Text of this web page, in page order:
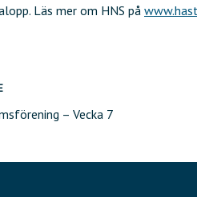
Läs mer om HNS på
– Vecka 7